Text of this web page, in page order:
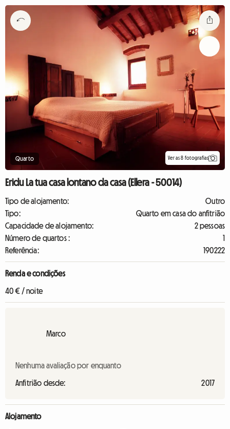
Quarto Ver as 8 fotografias
Eridu La tua casa lontano da casa (Ellera - 50014)
Tipo de alojamento:
Outro
Tipo:
Quarto em casa do anfitrião
Capacidade de alojamento:
2 pessoas
Número de quartos :
1
Referência:
190222
Renda e condições
40 € / noite
Marco
Nenhuma avaliação por enquanto
Anfitrião desde: 2017
Alojamento